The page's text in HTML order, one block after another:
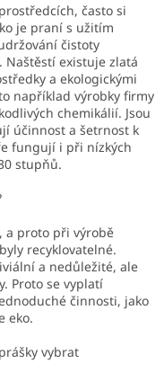
často si
je praní s užitím
čistoty
Naštěstí existuje zlatá
a ekologickými
například výrobky firmy
chemikálií. Jsou
účinnost a šetrnost k
fungují i ​​při nízkých
stupňů.
a proto při výrobě
recyklovatelné.
a nedůležité, ale
Proto se vyplatí
činnosti, jako
eko.
vybrat